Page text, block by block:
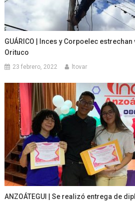
GUÁRICO | Inces y Corpoelec
Orituco
23 febrero, 2022 ltovar
ANZOÁTEGUI | Se realizó entrega de